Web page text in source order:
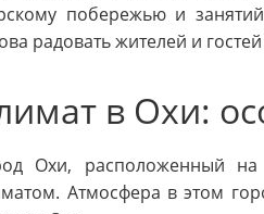
побережью и
радовать жителей и
в Охи:
Охи, расположенный на
Атмосфера в этом